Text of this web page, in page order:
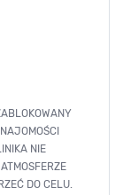
NIE
DO CELU.